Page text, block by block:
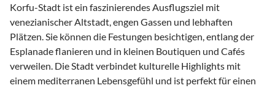
Korfu-Stadt ist ein faszinierendes Ausflugsziel mit
venezianischer Altstadt, engen Gassen und lebhaften
Plätzen. Sie können die Festungen besichtigen, entlang der
Esplanade flanieren und in kleinen Boutiquen und Cafés
verweilen. Die Stadt verbindet kulturelle Highlights mit
einem mediterranen Lebensgefühl und ist perfekt für einen